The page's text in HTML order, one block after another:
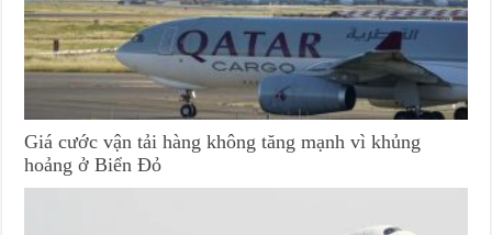
Giá cước vận tải hàng không tăng mạnh vì khủng
hoảng ở Biển Đỏ